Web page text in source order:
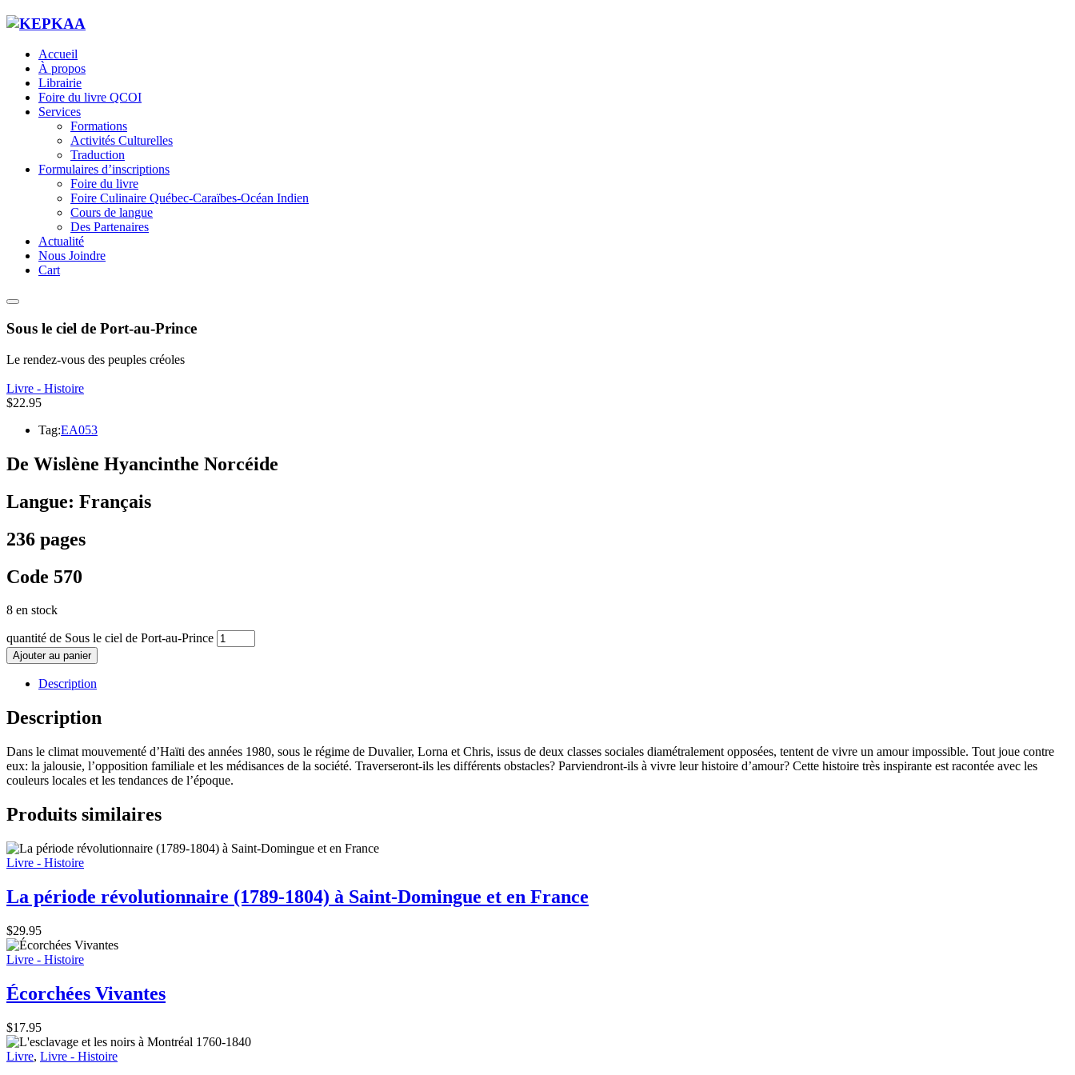
Accueil
À propos
Librairie
Foire du livre QCOI
Services
Formations
Activités Culturelles
Traduction
Formulaires d’inscriptions
Foire du livre
Foire Culinaire Québec-Caraïbes-Océan Indien
Cours de langue
Des Partenaires
Actualité
Nous Joindre
Cart
Sous le ciel de Port-au-Prince
Le rendez-vous des peuples créoles
Livre - Histoire
$22.95
Tag:EA053
De Wislène Hyancinthe Norcéide
Langue: Français
236 pages
Code 570
8 en stock
quantité de Sous le ciel de Port-au-Prince
Ajouter au panier
Description
Description
Dans le climat mouvementé d’Haïti des années 1980, sous le régime de Duvalier, Lorna et Chris, issus de deux classes sociales diamétralement opposées, tentent de vivre un amour impossible. Tout joue contre
eux: la jalousie, l’opposition familiale et les médisances de la société. Traverseront-ils les différents obstacles? Parviendront-ils à vivre leur histoire d’amour? Cette histoire très inspirante est racontée avec les
couleurs locales et les tendances de l’époque.
Produits similaires
Livre - Histoire
La période révolutionnaire (1789-1804) à Saint-Domingue et en France
$29.95
Livre - Histoire
Écorchées Vivantes
$17.95
Livre, Livre - Histoire